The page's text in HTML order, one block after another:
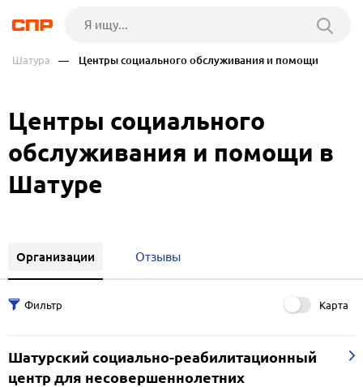
Шатура — Центры социального обслуживания и помощи
Центры социального
обслуживания и помощи в
Шатуре
Организации Отзывы
Карта
Шатурский социально-реабилитационный
центр для несовершеннолетних